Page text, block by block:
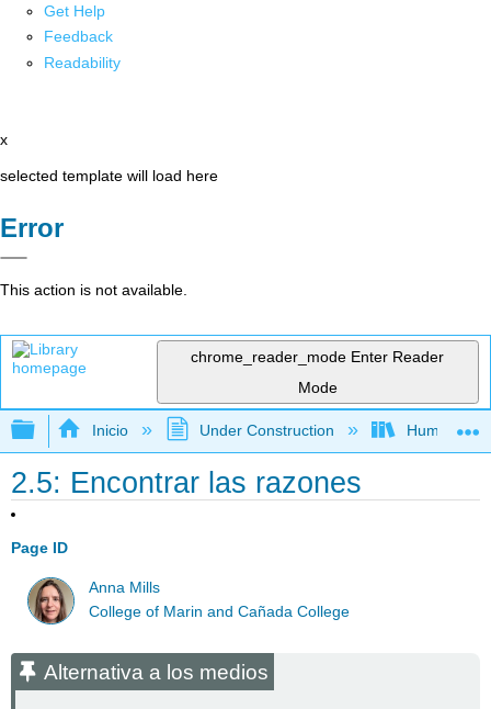
Get Help
Feedback
Readability
x
selected template will load here
Error
This action is not available.
chrome_reader_mode Enter Reader
Mode
Expandir/contraer jerarquía global
Inicio Under Construction
2.5: Encontrar las razones
Page ID
Anna Mills
College of Marin and Cañada College
Alternativa a los medios